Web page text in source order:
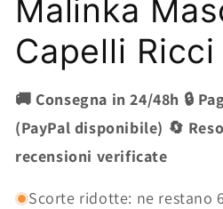
multimediali
1
finestra
modale
Malinka
Capelli
🚚 Consegna in 24/48h 🔒
(PayPal disponibile) 🔄
recensioni verificate
Scorte ridotte: ne restano 6